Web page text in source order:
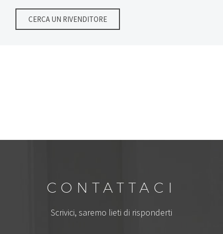
CERCA UN RIVENDITORE
CONTATTACI
Scrivici, saremo lieti di risponderti